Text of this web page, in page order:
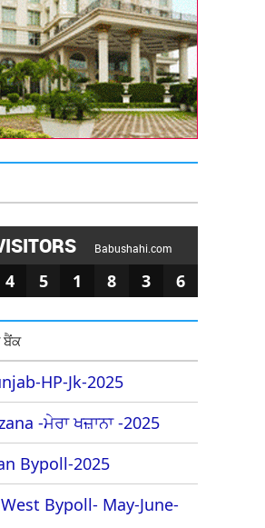
Babushahi.com
4 5 1 8 3 6
ਬੈਂਕ
HP-Jk-2025
-ਮੇਰਾ ਖਜ਼ਾਨਾ -2025
Bypoll-2025
Bypoll- May-June-